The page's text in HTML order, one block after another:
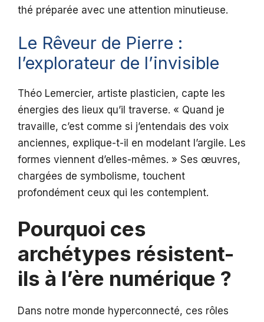
thé préparée avec une attention minutieuse.
Le Rêveur de Pierre :
l’explorateur de l’invisible
Théo Lemercier, artiste plasticien, capte les
énergies des lieux qu’il traverse. « Quand je
travaille, c’est comme si j’entendais des voix
anciennes, explique-t-il en modelant l’argile. Les
formes viennent d’elles-mêmes. » Ses œuvres,
chargées de symbolisme, touchent
profondément ceux qui les contemplent.
Pourquoi ces
archétypes résistent-
ils à l’ère numérique ?
Dans notre monde hyperconnecté, ces rôles